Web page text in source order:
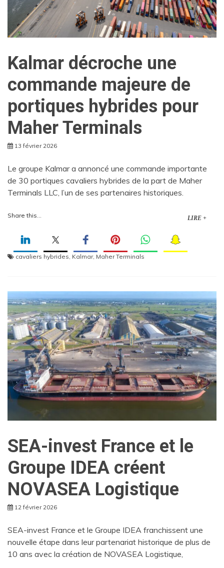
Kalmar décroche une
commande majeure de
portiques hybrides pour
Maher Terminals
13 février 2026
Le groupe Kalmar a annoncé une commande importante
de 30 portiques cavaliers hybrides de la part de Maher
Terminals LLC, l’un de ses partenaires historiques.
Share this... LIRE +
cavaliers hybrides, Kalmar, Maher Terminals
SEA-invest France et le
Groupe IDEA créent
NOVASEA Logistique
12 février 2026
SEA-invest France et le Groupe IDEA franchissent une
nouvelle étape dans leur partenariat historique de plus de
10 ans avec la création de NOVASEA Logistique,